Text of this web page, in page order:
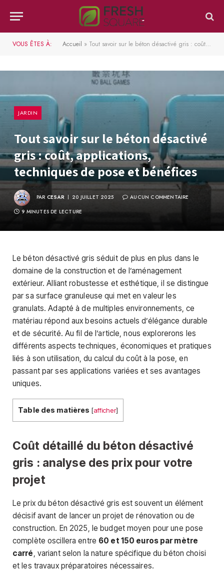
VOUS ÊTES À: Accueil » Tout savoir sur le béton désactivé gris : coût, applications, techniques de pose et bénéfices
JARDIN
Tout savoir sur le béton désactivé
gris : coût, applications,
techniques de pose et bénéfices
PAR CESAR 20 JUILLET 2025
AUCUN COMMENTAIRE
9 MINUTES DE LECTURE
Le béton désactivé gris séduit de plus en plus dans le
domaine de la construction et de l’aménagement
extérieur. Alliant robustesse et esthétique, il se distingue
par sa surface granuleuse qui met en valeur les
granulats. Adapté à de multiples environnements, ce
matériau répond aux besoins actuels d’élégance durable
et de sécurité. Au fil de l’article, nous explorerons les
différents aspects techniques, économiques et pratiques
liés à son utilisation, du calcul du coût à la pose, en
passant par ses applications variées et ses avantages
uniques.
Table des matières [afficher]
Coût détaillé du béton désactivé
gris : analyse des prix pour votre
projet
Le prix du béton désactivé gris est souvent un élément
décisif avant de lancer un projet de rénovation ou de
construction. En 2025, le budget moyen pour une pose
complète oscillera entre 60 et 150 euros par mètre
carré, variant selon la nature spécifique du béton choisi
et les travaux préparatoires nécessaires.